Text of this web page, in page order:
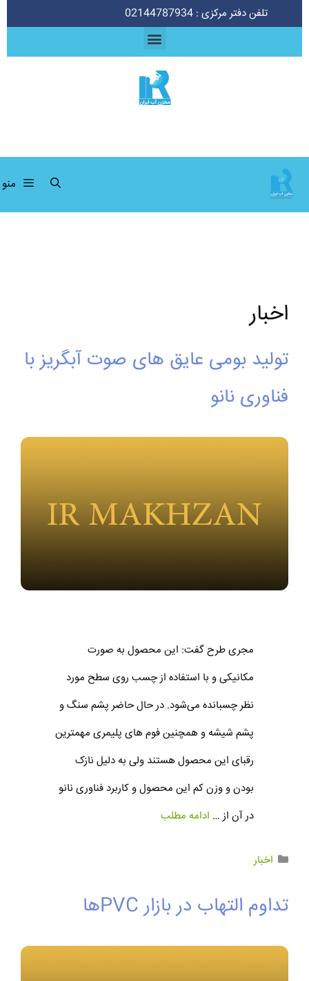
تلفن دفتر مرکزی : 02144787934
منو
اخبار
تولید بومی عایق های صوت آبگریز با
فناوری نانو
مجری طرح گفت: این محصول به صورت
مکانیکی و با استفاده از چسب روی سطح مورد
نظر چسبانده می‌شود. در حال حاضر پشم سنگ و
پشم شیشه و همچنین فوم های پلیمری مهمترین
رقبای این محصول هستند ولی به دلیل نازک
بودن و وزن کم این محصول و کاربرد فناوری نانو
در آن از … ادامه مطلب
اخبار
تداوم التهاب در بازار PVCها